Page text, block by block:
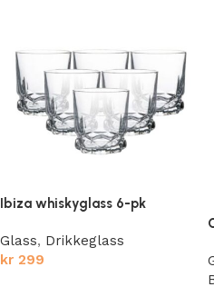
Ibiza whiskyglass 6-pk
Glass, Drikkeglass
kr 299